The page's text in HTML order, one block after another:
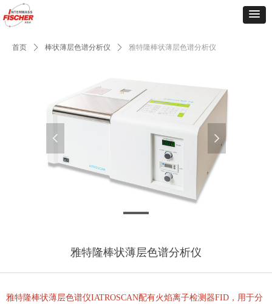
雅特隆棒状薄层色谱分析仪
雅特隆棒状薄层色谱仪IATROSCAN配有火焰离子检测器FID，用于分
넳 넲
首页 ꄲ 棒状薄层色谱分析仪 ꄲ 雅特隆棒状薄层色谱分析仪